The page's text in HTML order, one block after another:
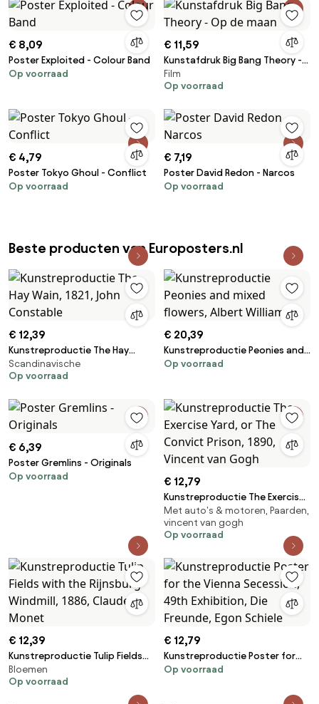
€ 8,09
Poster Exploited - Colour Band
Op voorraad
€ 11,59
Kunstafdruk Big Bang Theory -
Op de maan
Film
Op voorraad
€ 4,79
Poster Tokyo Ghoul - Conflict
Op voorraad
€ 7,19
Poster David Redon - Narcos
Op voorraad
Beste producten van Europosters.nl
€ 12,39
Kunstreproductie The Hay
Wain, 1821, John Constable
Scandinavische
Op voorraad
€ 20,39
Kunstreproductie Peonies and
mixed flowers, Albert Williams
Op voorraad
€ 6,39
Poster Gremlins - Originals
Op voorraad
€ 12,79
Kunstreproductie The Exercise
Yard, or The Convict Prison,
1890, Vincent van Gogh
Met auto's & motoren, Paarden,
vincent van gogh
Op voorraad
€ 12,39
Kunstreproductie Tulip Fields
with the Rijnsburg Windmill,
1886, Claude Monet
Bloemen
Op voorraad
€ 12,79
Kunstreproductie Poster for
the Vienna Secession, 49th
Op voorraad